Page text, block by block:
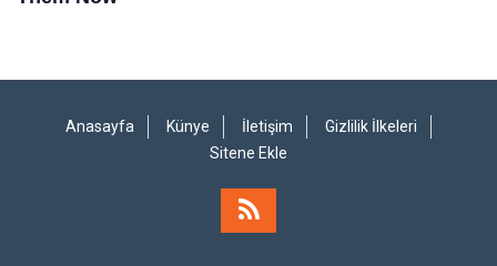
Anasayfa Künye İletişim
Gizlilik İlkeleri
Sitene Ekle